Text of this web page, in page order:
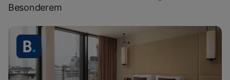
Besonderem